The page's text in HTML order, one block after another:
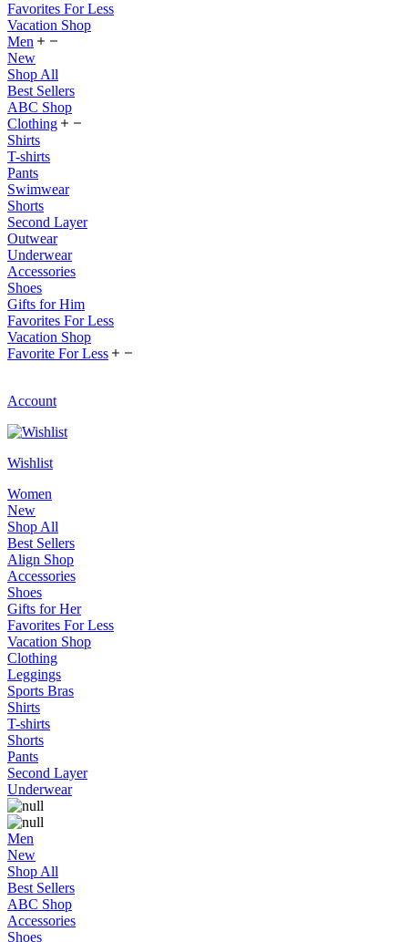
Favorites For Less
Vacation Shop
Men
New
Shop All
Best Sellers
ABC Shop
Clothing
Shirts
T-shirts
Pants
Swimwear
Shorts
Second Layer
Outwear
Underwear
Accessories
Shoes
Gifts for Him
Favorites For Less
Vacation Shop
Favorite For Less
Account
Wishlist
Women
New
Shop All
Best Sellers
Align Shop
Accessories
Shoes
Gifts for Her
Favorites For Less
Vacation Shop
Clothing
Leggings
Sports Bras
Shirts
T-shirts
Shorts
Pants
Second Layer
Underwear
Men
New
Shop All
Best Sellers
ABC Shop
Accessories
Shoes